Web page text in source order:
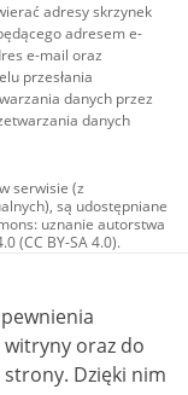
adresy skrzynek
adresem e-
e-mail oraz
przesłania
danych przez
danych
serwisie (z
są udostępniane
uznanie autorstwa
(CC BY-SA 4.0).
zdjęcia, materiały
na licencji typu
użycie
4.0 (CC BY-
inaczej.
witryny oraz do
nim